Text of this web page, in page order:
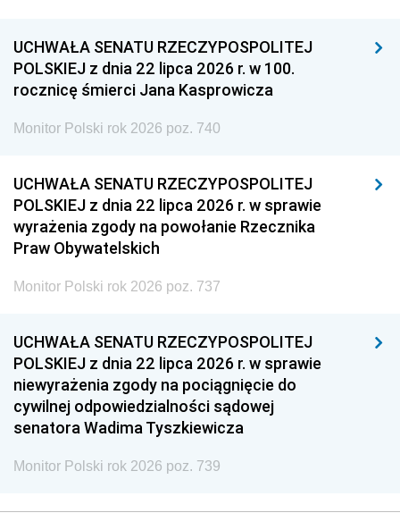
UCHWAŁA SENATU RZECZYPOSPOLITEJ
POLSKIEJ z dnia 22 lipca 2026 r. w 100.
rocznicę śmierci Jana Kasprowicza
Monitor Polski rok 2026 poz. 740
UCHWAŁA SENATU RZECZYPOSPOLITEJ
POLSKIEJ z dnia 22 lipca 2026 r. w sprawie
wyrażenia zgody na powołanie Rzecznika
Praw Obywatelskich
Monitor Polski rok 2026 poz. 737
UCHWAŁA SENATU RZECZYPOSPOLITEJ
POLSKIEJ z dnia 22 lipca 2026 r. w sprawie
niewyrażenia zgody na pociągnięcie do
cywilnej odpowiedzialności sądowej
senatora Wadima Tyszkiewicza
Monitor Polski rok 2026 poz. 739